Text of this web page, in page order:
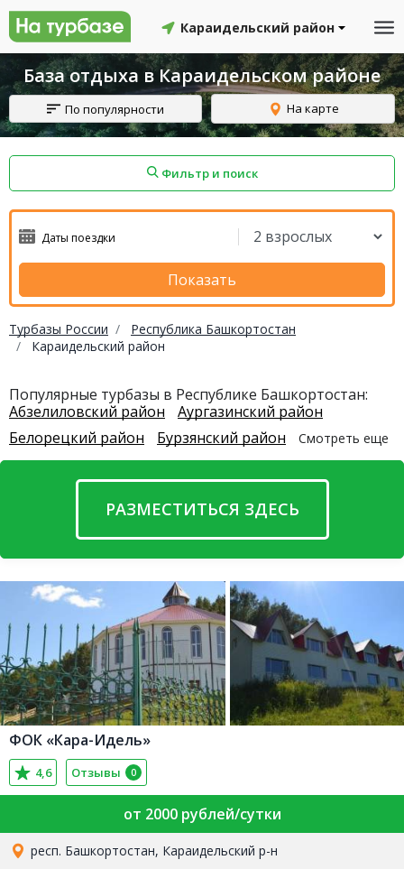
Караидельский район
База отдыха в Караидельском районе
По популярности На карте
Фильтр и поиск
Показать
Турбазы России
Республика Башкортостан
Караидельский район
Популярные турбазы в Республике Башкортостан:
Абзелиловский район
Аургазинский район
Белорецкий район
Бурзянский район Смотреть еще
РАЗМЕСТИТЬСЯ ЗДЕСЬ
ФОК «Кара-Идель»
4,6 Отзывы 0
от 2000 рублей/сутки
респ. Башкортостан, Караидельский р-н
Смоленский район Топчихинский район
Северодвинск Устьянский район